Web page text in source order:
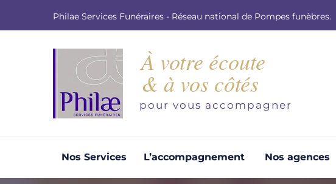
Philae Services Funéraires - Réseau national de Pompes funèbres.
À votre écoute
& à vos côtés
pour vous accompagner
Nos Services L’accompagnement Nos agences